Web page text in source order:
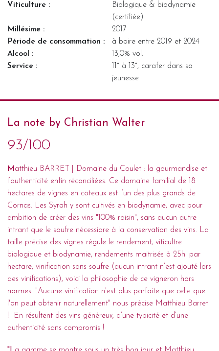
La note by Christian Walter
93/100
M atthieu BARRET | Domaine du Coulet : la gourmandise et
l’authenticité enfin réconciliées. Ce domaine familial de 18
hectares de vignes en coteaux est l’un des plus grands de
Cornas. Les Syrah y sont cultivés en biodynamie, avec pour
ambition de créer des vins "100% raisin", sans aucun autre
intrant que le soufre nécessiare à la conservation des vins. La
taille précise des vignes régule le rendement, viticultre
biologique et biodynamie, rendements maitrisés à 25hl par
hectare, vinification sans soufre (aucun intrant n’est ajouté lors
des vinifications), voici la philosophie de ce vigneron hors
normes. "Aucune vinification n'est plus parfaite que celle que
l'on peut obtenir naturellement" nous précise Matthieu Barret
! En résultent des vins généreux, d’une typicité et d’une
authenticité sans compromis !
Viticulture :
Biologique & biodynamie
(certifiée)
Millésime :
2017
Période de consommation :
à boire entre 2019 et 2024
Alcool :
13,0% vol.
Service :
11° à 13°, carafer dans sa
jeunesse